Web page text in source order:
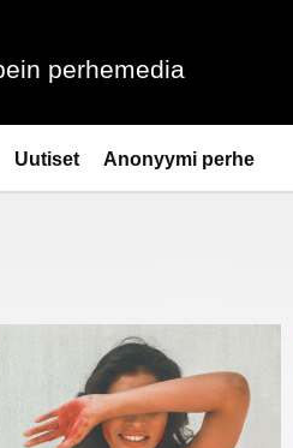
perhemedia
Uutiset Anonyymi perhe